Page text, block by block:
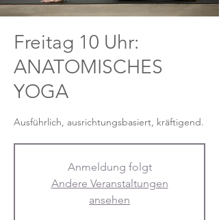
Freitag 10 Uhr:
ANATOMISCHES
YOGA
Anmeldung folgt
Andere Veranstaltungen
ansehen